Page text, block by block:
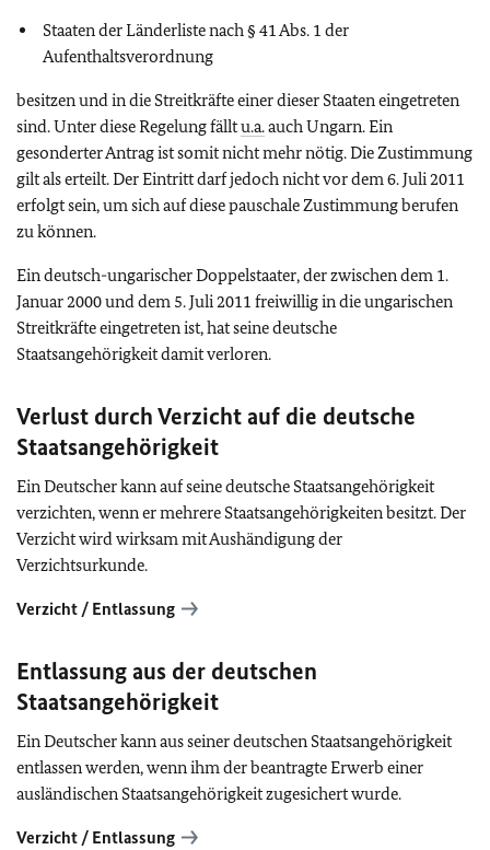
Staaten der Länderliste nach § 41 Abs. 1 der
Aufenthaltsverordnung
besitzen und in die Streitkräfte einer dieser Staaten eingetreten
sind. Unter diese Regelung fälltu.a.auch Ungarn. Ein
gesonderter Antrag ist somit nicht mehr nötig. Die Zustimmung
gilt als erteilt. Der Eintritt darf jedoch nicht vor dem 6. Juli 2011
erfolgt sein, um sich auf diese pauschale Zustimmung berufen
zu können.
Ein deutsch-ungarischer Doppelstaater, der zwischen dem 1.
Januar 2000 und dem 5. Juli 2011 freiwillig in die ungarischen
Streitkräfte eingetreten ist, hat seine deutsche
Staatsangehörigkeit damit verloren.
Verlust durch Verzicht auf die deutsche
Staatsangehörigkeit
Ein Deutscher kann auf seine deutsche Staatsangehörigkeit
verzichten, wenn er mehrere Staatsangehörigkeiten besitzt. Der
Verzicht wird wirksam mit Aushändigung der
Verzichtsurkunde.
Verzicht / Entlassung
Entlassung aus der deutschen
Staatsangehörigkeit
Ein Deutscher kann aus seiner deutschen Staatsangehörigkeit
entlassen werden, wenn ihm der beantragte Erwerb einer
ausländischen Staatsangehörigkeit zugesichert wurde.
Verzicht / Entlassung